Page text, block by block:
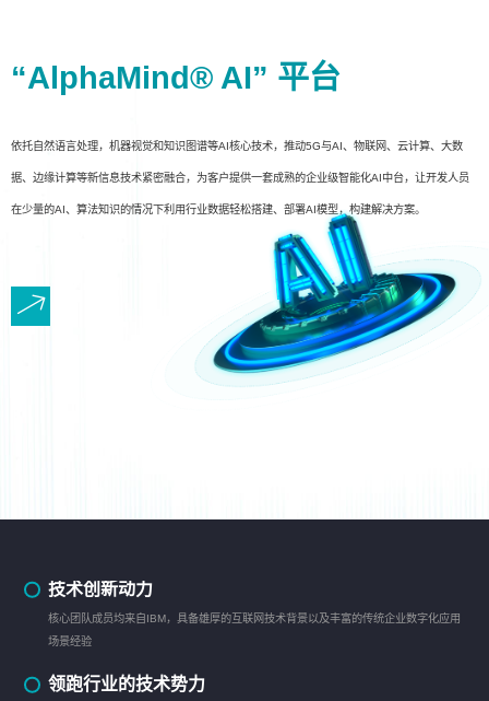
“AlphaMind® AI” 平台
依托自然语言处理，机器视觉和知识图谱等AI核心技术，推动5G与AI、物联网、云计算、大数
据、边缘计算等新信息技术紧密融合，为客户提供一套成熟的企业级智能化AI中台，让开发人员
在少量的AI、算法知识的情况下利用行业数据轻松搭建、部署AI模型，构建解决方案。
技术创新动力
核心团队成员均来自IBM，具备雄厚的互联网技术背景以及丰富的传统企业数字化应用
场景经验
领跑行业的技术势力